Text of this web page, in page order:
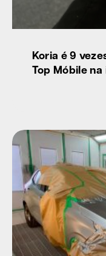
Koria é 9
Top Móbile